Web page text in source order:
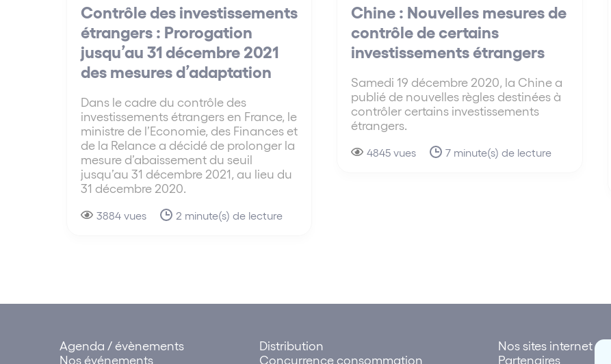
Contrôle des investissements
étrangers : Prorogation
jusqu’au 31 décembre 2021
des mesures d’adaptation
Dans le cadre du contrôle des
investissements étrangers en France, le
ministre de l’Economie, des Finances et
de la Relance a décidé de prolonger la
mesure d’abaissement du seuil
jusqu’au 31 décembre 2021, au lieu du
31 décembre 2020.
3884 vues 2 minute(s) de lecture
Chine : Nouvelles mesures de
contrôle de certains
investissements étrangers
Samedi 19 décembre 2020, la Chine a
publié de nouvelles règles destinées à
contrôler certains investissements
étrangers.
4845 vues 7 minute(s) de lecture
Agenda / évènements
Nos événements
Distribution
Concurrence consommation
Nos sites internet
Partenaires